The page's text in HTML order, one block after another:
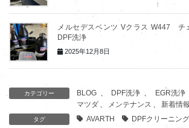
メルセデスベンツ Vクラス W447
DPF洗浄
2025年12月8日
カテゴリー BLOG 、 DPF洗浄 、 EGR洗浄
マツダ 、 メンテナンス 、 新着情報
タグ AVARTH DPFクリーニング